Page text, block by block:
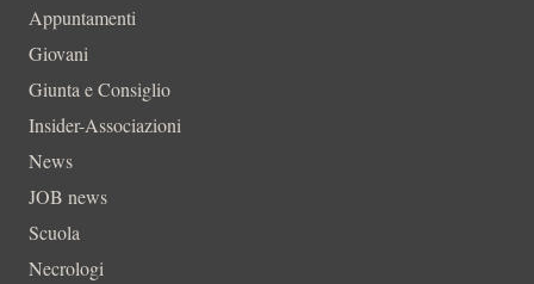
Appuntamenti
Giovani
Giunta e Consiglio
Insider-Associazioni
News
JOB news
Scuola
Necrologi